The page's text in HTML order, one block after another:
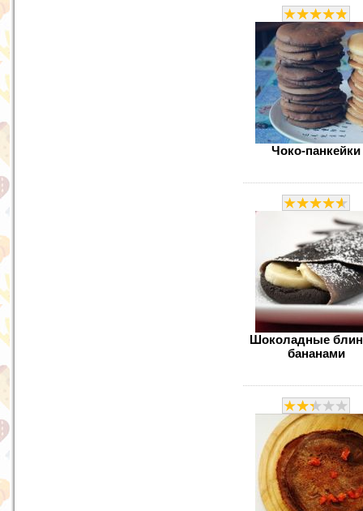
Чоко-панкейки
Шоколадные
бананами